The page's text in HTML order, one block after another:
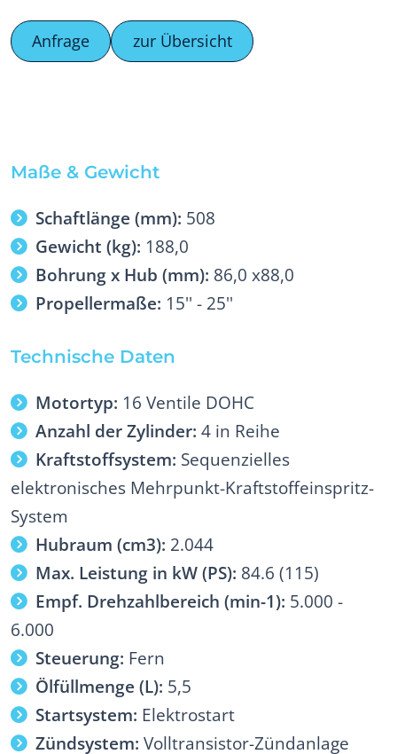
Anfrage zur Übersicht
Maße & Gewicht
Schaftlänge (mm): 508
Gewicht (kg): 188,0
Bohrung x Hub (mm): 86,0 x88,0
Propellermaße: 15'' - 25''
Technische Daten
Motortyp: 16 Ventile DOHC
Anzahl der Zylinder: 4 in Reihe
Kraftstoffsystem: Sequenzielles
elektronisches Mehrpunkt-Kraftstoffeinspritz-
System
Hubraum (cm3): 2.044
Max. Leistung in kW (PS): 84.6 (115)
Empf. Drehzahlbereich (min-1): 5.000 -
6.000
Steuerung: Fern
Ölfüllmenge (L): 5,5
Startsystem: Elektrostart
Zündsystem: Volltransistor-Zündanlage